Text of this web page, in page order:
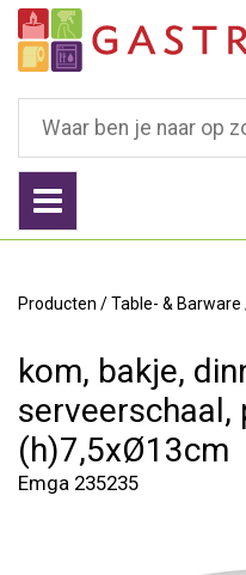
Producten /Table- & Barware
kom, bakje,
serveerschaal,
(h)7,5xØ13cm
Emga 235235